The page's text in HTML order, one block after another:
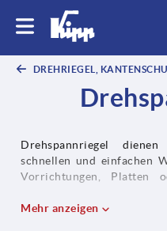
DREHRIEGEL,
Drehspannriegel
schnellen und einfachen
Vorrichtungen, Platten
Drehspannriegel als
Mehr anzeigen